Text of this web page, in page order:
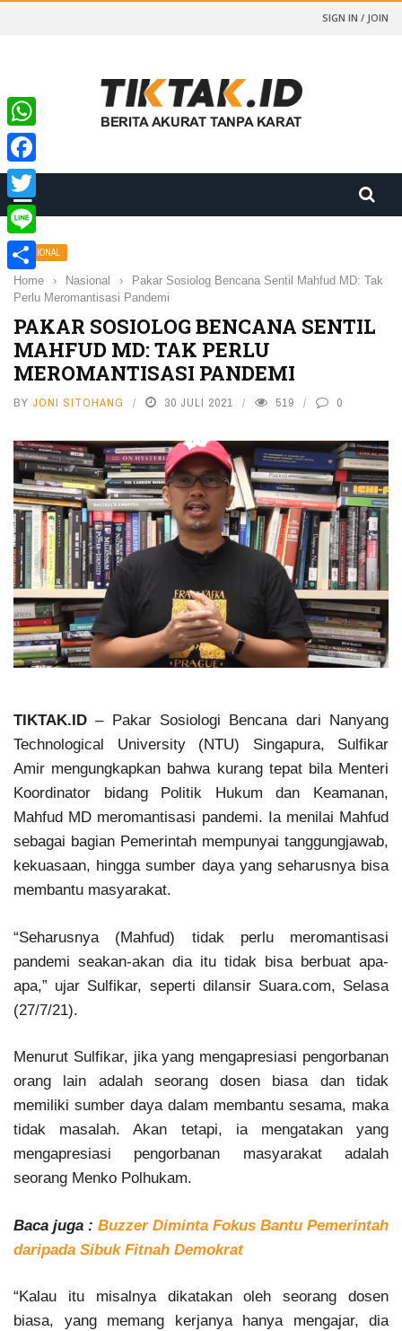
SIGN IN / JOIN
NASIONAL
Home › Nasional ›
Pakar Sosiolog Bencana Sentil Mahfud MD: Tak
Perlu Meromantisasi Pandemi
PAKAR SOSIOLOG BENCANA SENTIL
MAHFUD MD: TAK PERLU
MEROMANTISASI PANDEMI
BY JONI SITOHANG 30 JULI 2021 519 0
TIKTAK.ID – Pakar Sosiologi Bencana dari Nanyang
Technological University (NTU) Singapura, Sulfikar
Amir mengungkapkan bahwa kurang tepat bila Menteri
Koordinator bidang Politik Hukum dan Keamanan,
Mahfud MD meromantisasi pandemi. Ia menilai Mahfud
sebagai bagian Pemerintah mempunyai tanggungjawab,
kekuasaan, hingga sumber daya yang seharusnya bisa
membantu masyarakat.
“Seharusnya (Mahfud) tidak perlu meromantisasi
pandemi seakan-akan dia itu tidak bisa berbuat apa-
apa,” ujar Sulfikar, seperti dilansir Suara.com, Selasa
(27/7/21).
Menurut Sulfikar, jika yang mengapresiasi pengorbanan
orang lain adalah seorang dosen biasa dan tidak
memiliki sumber daya dalam membantu sesama, maka
tidak masalah. Akan tetapi, ia mengatakan yang
mengapresiasi pengorbanan masyarakat adalah
seorang Menko Polhukam.
Baca juga : Buzzer Diminta Fokus Bantu Pemerintah
daripada Sibuk Fitnah Demokrat
“Kalau itu misalnya dikatakan oleh seorang dosen
biasa, yang memang kerjanya hanya mengajar, dia
WhatsApp
Facebook
Twitter
Line
Share